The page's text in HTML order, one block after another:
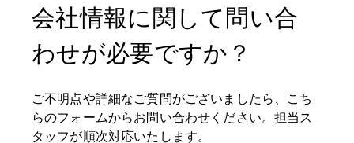
会社情報に関して問い合
わせが必要ですか？
ご不明点や詳細なご質問がございましたら、こち
らのフォームからお問い合わせください。担当ス
タッフが順次対応いたします。